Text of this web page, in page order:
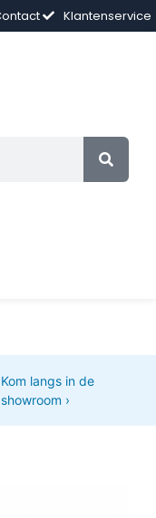
Klantenservice
Kom langs in de
showroom ›